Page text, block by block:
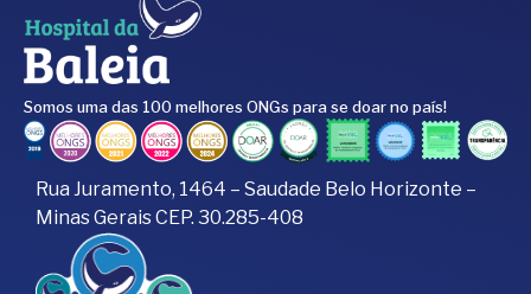
Somos uma das 100 melhores ONGs para se doar no país!
Rua Juramento, 1464 – Saudade Belo Horizonte –
Minas Gerais CEP. 30.285-408